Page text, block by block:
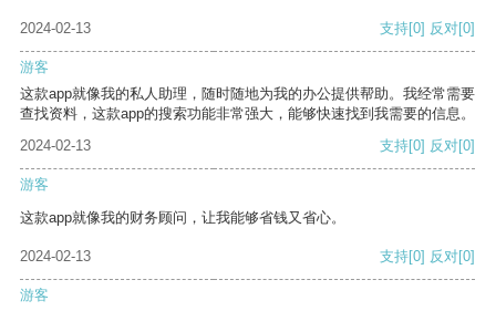
2024-02-13 支持[0] 反对[0]
游客
这款app就像我的私人助理，随时随地为我的办公提供帮助。我经常需要
查找资料，这款app的搜索功能非常强大，能够快速找到我需要的信息。
2024-02-13
支持[0] 反对[0]
游客
这款app就像我的财务顾问，让我能够省钱又省心。
2024-02-13 支持[0] 反对[0]
游客